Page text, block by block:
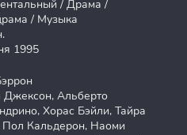
/ Драма /
/ Музыка
1995
Джексон, Альберто
Хорас Бэйли, Тайра
Пол Кальдерон, Наоми